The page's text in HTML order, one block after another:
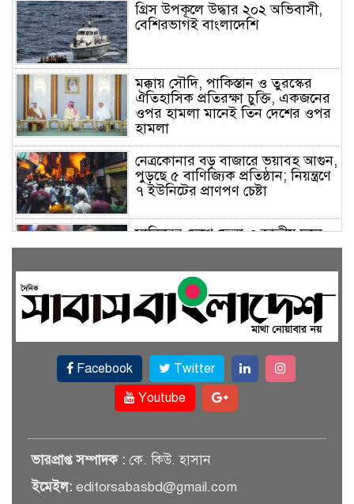
গ্রিস উপকূলে উদ্ধার ২০২ অভিবাসী,
বেশিরভাগই বাংলাদেশি
মক্কায় সৌদি, পাকিস্তান ও তুরস্কের
ঐতিহাসিক প্রতিরক্ষা চুক্তি, একজনের
ওপর হামলা মানেই তিন দেশের ওপর
হামলা
নেত্রকোনার বড় বাজারে ভয়াবহ আগুন,
পুড়ছে ৫ বাণিজ্যিক প্রতিষ্ঠান; নিয়ন্ত্রণে
৭ ইউনিটের প্রাণপণ চেষ্টা
সাকিবের দেশে ফেরা ও জাতীয় দলে
ফেরার সম্ভাবনা নেই, ইঙ্গিত ক্রীড়া
ফেসবুকে যুক্ত হলো বিকাশ, সহজ
হলো ডিজিটাল পেমেন্ট
বৃষ্টি উপেক্ষা করে ‘জুলাই গণঅভ্যুত্থান
স্মৃতি জাদুঘরে’ দর্শনার্থীদের ঢল
সেমিকন্ডাক্টর খাতে সুখবর, আসছে
বিশেষ প্রণোদনা
Facebook
Twitter
Youtube
ভারপ্রাপ্ত সম্পাদক : কে. কিউ. হাসান
ইমেইল: editorsabasbd@gmail.com